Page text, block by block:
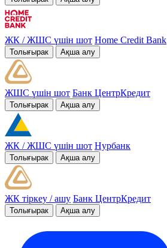
ЖК / ЖШС үшін шот Home Credit Bank
Толығырак Ақша алу
ЖШС үшін шот Банк ЦентрКредит
Толығырак Ақша алу
ЖК / ЖШС үшін шот Нурбанк
Толығырак Ақша алу
ЖК тіркеу / ашу Банк ЦентрКредит
Толығырак Ақша алу